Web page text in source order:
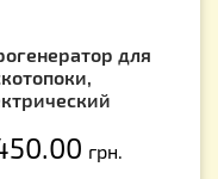
для
грн.